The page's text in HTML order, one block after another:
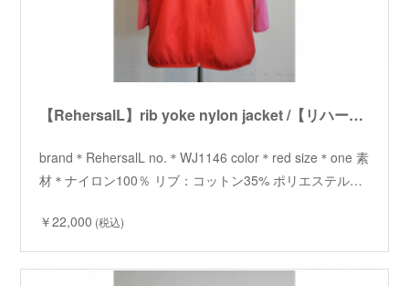
【RehersalL】rib yoke nylon jacket /【リハーズオール】リブヨークナイロンジャケット
brand＊RehersalL no.＊WJ1146 color＊red size＊one 素
材＊ナイロン100％ リブ：コットン35% ポリエステル…
￥22,000 (税込)